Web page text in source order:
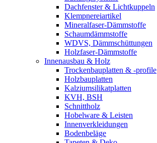
Dachfenster & Lichtkuppeln
Klempnereiartikel
Mineralfaser-Dämmstoffe
Schaumdämmstoffe
WDVS, Dämmschüttungen
Holzfaser-Dämmstoffe
Innenausbau & Holz
Trockenbauplatten & -profile
Holzbauplatten
Kalziumsilikatplatten
KVH, BSH
Schnittholz
Hobelware & Leisten
Innenverkleidungen
Bodenbeläge